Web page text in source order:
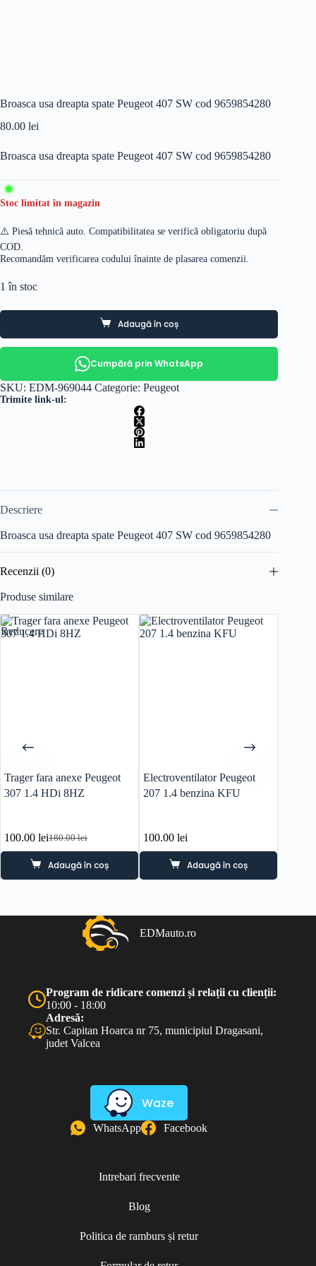
Broasca usa dreapta spate Peugeot 407 SW cod 9659854280
80.00 lei
Broasca usa dreapta spate Peugeot 407 SW cod 9659854280
Stoc limitat în magazin
⚠️ Piesă tehnică auto. Compatibilitatea se verifică obligatoriu după
COD.
Recomandăm verificarea codului înainte de plasarea comenzii.
1 în stoc
Adaugă în coș
Cumpără prin WhatsApp
SKU: EDM-969044 Categorie: Peugeot
Trimite link-ul:
Descriere
Broasca usa dreapta spate Peugeot 407 SW cod 9659854280
Recenzii (0)
Produse similare
Reducere
Trager fara anexe Peugeot
307 1.4 HDi 8HZ
180.00lei
Prețul
a
fost:
100.00 leiPrețul
este:
100.00 lei.
Adaugă în coș
Electroventilator Peugeot
207 1.4 benzina KFU
100.00lei
Adaugă în coș
EDMauto.ro
Program de ridicare comenzi și relații cu clienții:
10:00 - 18:00
Adresă:
Str. Capitan Hoarca nr 75, municipiul Dragasani,
judet Valcea
Waze
WhatsApp Facebook
Intrebari frecvente
Blog
Politica de ramburs și retur